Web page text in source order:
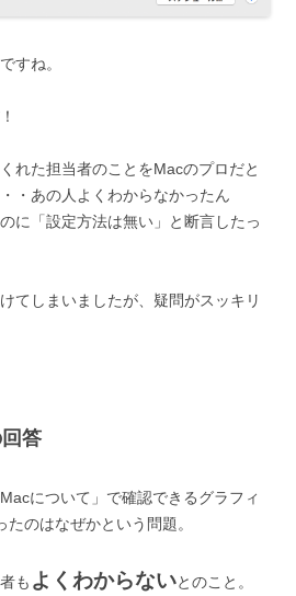
すね。
れた担当者のことをMacのプロだと
・あの人よくわからなかったん
に「設定方法は無い」と断言したっ
てしまいましたが、疑問がスッキリ
答
について」で確認できるグラフィ
のはなぜかという問題。
も よくわからないとのこと。